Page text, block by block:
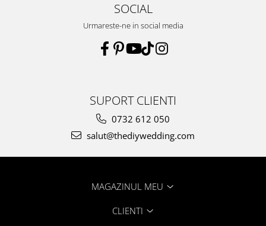
SOCIAL
Urmareste-ne in social media
SUPORT CLIENTI
0732 612 050
salut@thediywedding.com
MAGAZINUL MEU
CLIENTI